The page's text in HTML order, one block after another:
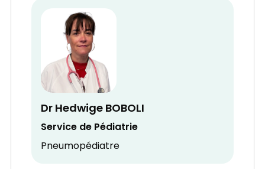
Dr Hedwige BOBOLI
Service de Pédiatrie
Pneumopédiatre